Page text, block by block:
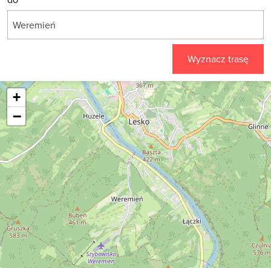
Wyznacz trasę
+
−